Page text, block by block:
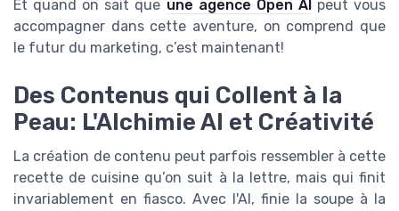
Et quand on sait que une agence Open AIpeut vous
accompagner dans cette aventure, on comprend que
le futur du marketing, c’est maintenant!
Des Contenus qui Collent à la
Peau: L'Alchimie AI et Créativité
La création de contenu peut parfois ressembler à cette
recette de cuisine qu’on suit à la lettre, mais qui finit
invariablement en fiasco. Avec l'AI, finie la soupe à la